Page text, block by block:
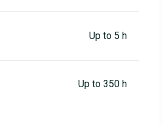
Up to 5 h
Up to 350 h